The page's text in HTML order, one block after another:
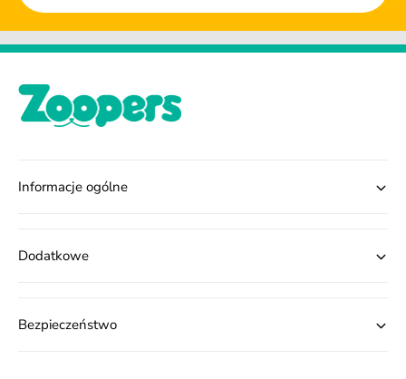
Informacje ogólne
Dodatkowe
Bezpieczeństwo